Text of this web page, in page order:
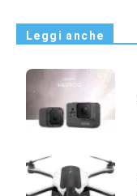
Leggi anche